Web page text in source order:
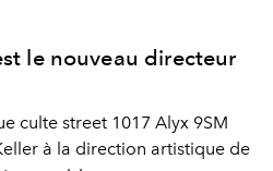
le nouveau directeur
culte street 1017 Alyx 9SM
à la direction artistique de